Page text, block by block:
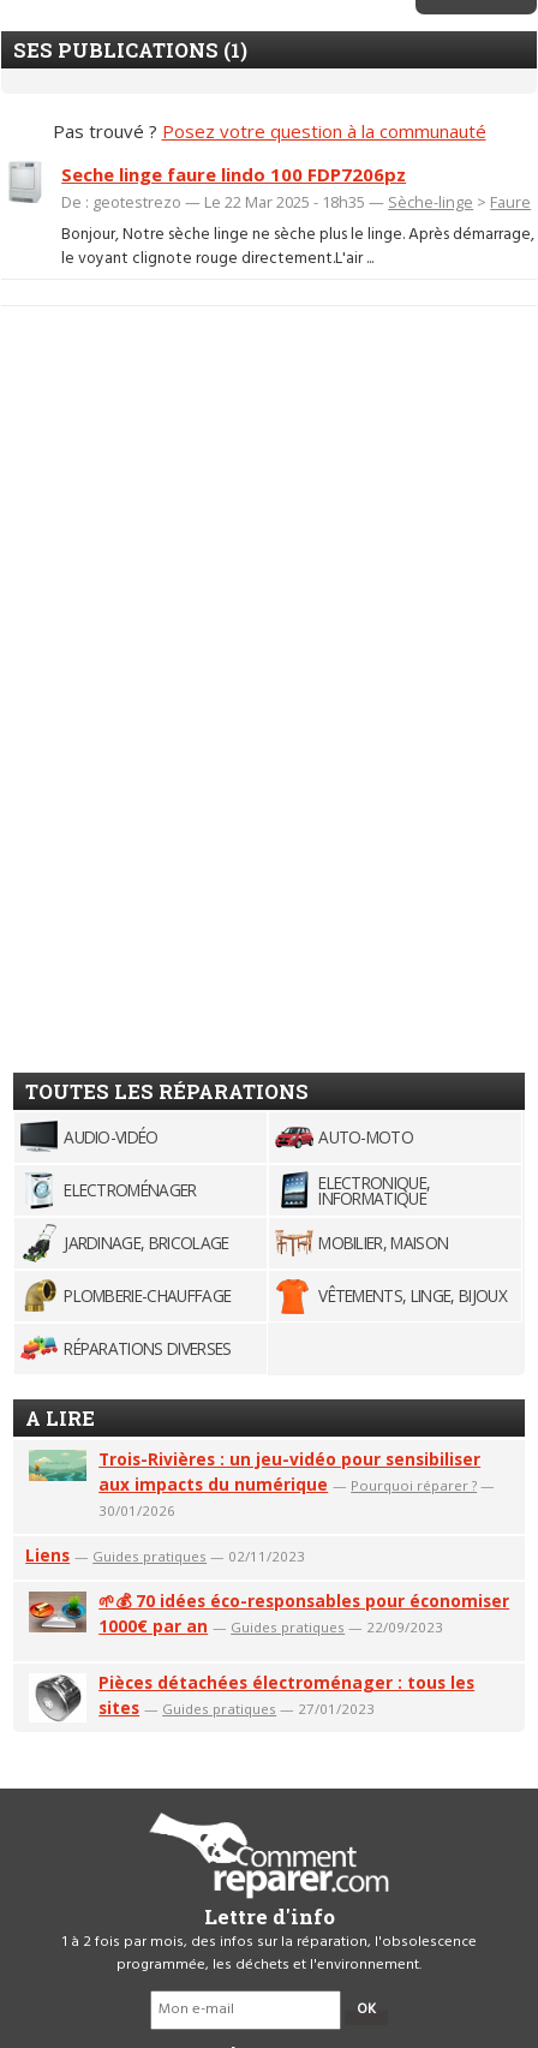
SES PUBLICATIONS (1)
Pas trouvé ? Posez votre question à la communauté
Seche linge faure lindo 100 FDP7206pz
De : geotestrezo — Le 22 Mar 2025 - 18h35 — Sèche-linge > Faure
Bonjour, Notre sèche linge ne sèche plus le linge. Après démarrage,
le voyant clignote rouge directement.L'air ...
TOUTES LES RÉPARATIONS
AUDIO-VIDÉO AUTO-MOTO
ELECTROMÉNAGER ELECTRONIQUE,
INFORMATIQUE
JARDINAGE, BRICOLAGE
MOBILIER, MAISON
PLOMBERIE-CHAUFFAGE VÊTEMENTS, LINGE, BIJOUX
RÉPARATIONS DIVERSES
A LIRE
Trois-Rivières : un jeu-vidéo pour sensibiliser
aux impacts du numérique — Pourquoi réparer ? —
30/01/2026
Liens — Guides pratiques — 02/11/2023
🌱💰 70 idées éco-responsables pour économiser
1000€ par an — Guides pratiques — 22/09/2023
Pièces détachées électroménager : tous les
sites — Guides pratiques — 27/01/2023
Lettre d'info
1 à 2 fois par mois, des infos sur la réparation, l'obsolescence
programmée, les déchets et l'environnement.
OK